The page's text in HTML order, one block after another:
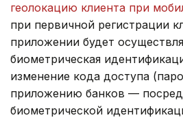
геолокацию клиента при
при первичной регистрации
приложении будет
биометрическая
изменение кода доступа
приложению банков —
биометрической